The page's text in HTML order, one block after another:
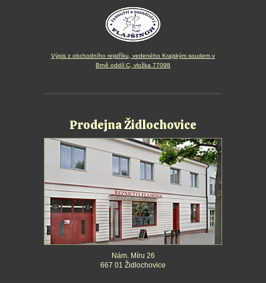
Výpis z obchodního rejstříku, vedeného Krajským soudem v
Brně oddíl C, vložka 77098
Prodejna Židlochovice
Nám. Míru 26
667 01 Židlochovice